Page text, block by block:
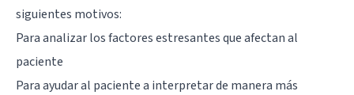
siguientes motivos:
Para analizar los factores estresantes que afectan al
paciente
Para ayudar al paciente a interpretar de manera más